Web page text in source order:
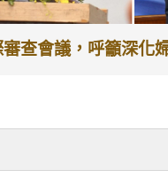
查會議，呼籲深化